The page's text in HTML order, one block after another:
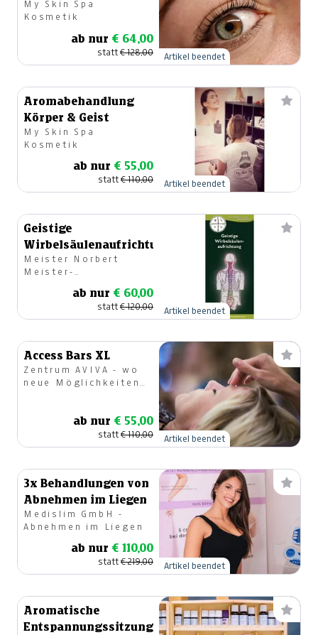
Paket
My Skin Spa
Kosmetik
ab nur € 64,00
statt€ 128,00 Artikel beendet
Aromabehandlung
Körper & Geist
My Skin Spa
Kosmetik
ab nur € 55,00
statt€ 110,00 Artikel beendet
Geistige
Wirbelsäulenaufrichtung
Meister Norbert
Meister-
ab nur € 60,00
statt€ 120,00 Artikel beendet
Access Bars XL
Zentrum AVIVA - wo
neue Möglichkeiten
ab nur € 55,00
statt€ 110,00 Artikel beendet
3x Behandlungen von
Abnehmen im Liegen
Medislim GmbH -
Abnehmen im Liegen
ab nur € 110,00
statt€ 219,00 Artikel beendet
Aromatische
Entspannungssitzung